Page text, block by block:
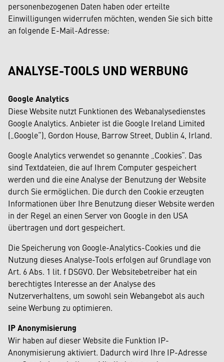
personenbezogenen Daten haben oder erteilte
Einwilligungen widerrufen möchten, wenden Sie sich bitte
an folgende E-Mail-Adresse:
ANALYSE-TOOLS UND WERBUNG
Google Analytics
Diese Website nutzt Funktionen des Webanalysedienstes
Google Analytics. Anbieter ist die Google Ireland Limited
(„Google“), Gordon House, Barrow Street, Dublin 4, Irland.
Google Analytics verwendet so genannte „Cookies“. Das
sind Textdateien, die auf Ihrem Computer gespeichert
werden und die eine Analyse der Benutzung der Website
durch Sie ermöglichen. Die durch den Cookie erzeugten
Informationen über Ihre Benutzung dieser Website werden
in der Regel an einen Server von Google in den USA
übertragen und dort gespeichert.
Die Speicherung von Google-Analytics-Cookies und die
Nutzung dieses Analyse-Tools erfolgen auf Grundlage von
Art. 6 Abs. 1 lit. f DSGVO. Der Websitebetreiber hat ein
berechtigtes Interesse an der Analyse des
Nutzerverhaltens, um sowohl sein Webangebot als auch
seine Werbung zu optimieren.
IP Anonymisierung
Wir haben auf dieser Website die Funktion IP-
Anonymisierung aktiviert. Dadurch wird Ihre IP-Adresse